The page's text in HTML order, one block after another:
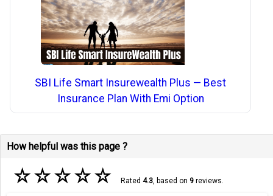
SBI Life Smart Insurewealth Plus — Best
Insurance Plan With Emi Option
How helpful was this page ?
☆☆☆☆☆ Rated 4.3, based on 9reviews.